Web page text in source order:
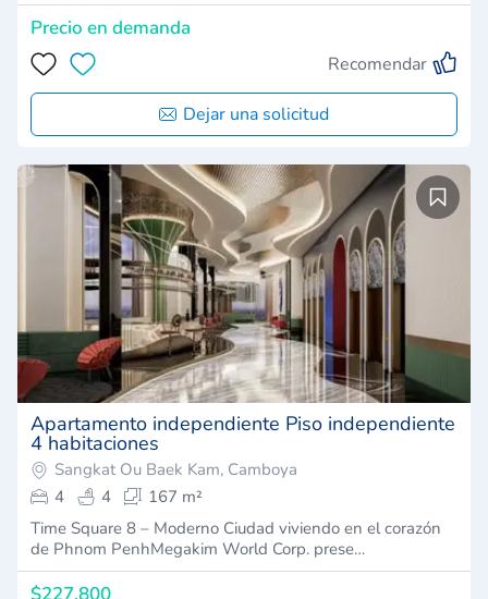
Precio en demanda
Recomendar
Dejar una solicitud
Apartamento independiente Piso independiente
4 habitaciones
Sangkat Ou Baek Kam, Camboya
4
4
167 m²
Time Square 8 – Moderno Ciudad viviendo en el corazón
de Phnom PenhMegakim World Corp. prese…
$227,800